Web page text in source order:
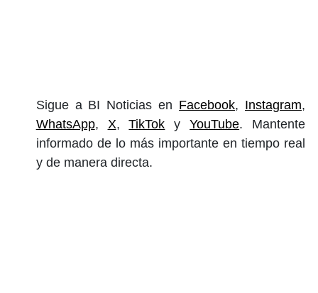
Sigue a BI Noticias en Facebook, Instagram,
WhatsApp, X,TikTok yYouTube. Mantente
informado de lo más importante en tiempo real
y de manera directa.